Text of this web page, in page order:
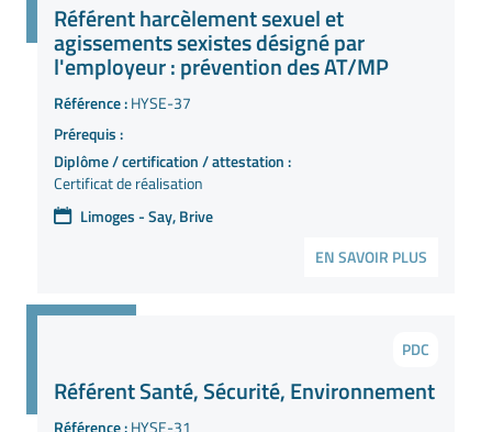
Référent harcèlement sexuel et
agissements sexistes désigné par
l'employeur : prévention des AT/MP
Référence :HYSE-37
Prérequis :
Diplôme / certification / attestation :
Certificat de réalisation
Limoges - Say, Brive
EN SAVOIR PLUS
PDC
Référent Santé, Sécurité, Environnement
Référence :HYSE-31